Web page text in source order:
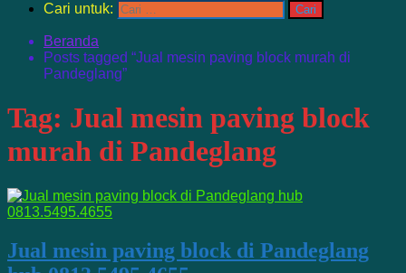
Cari untuk:
Beranda
Posts tagged “Jual mesin paving block murah di
Pandeglang”
Tag: Jual mesin paving block
murah di Pandeglang
Jual mesin paving block di Pandeglang